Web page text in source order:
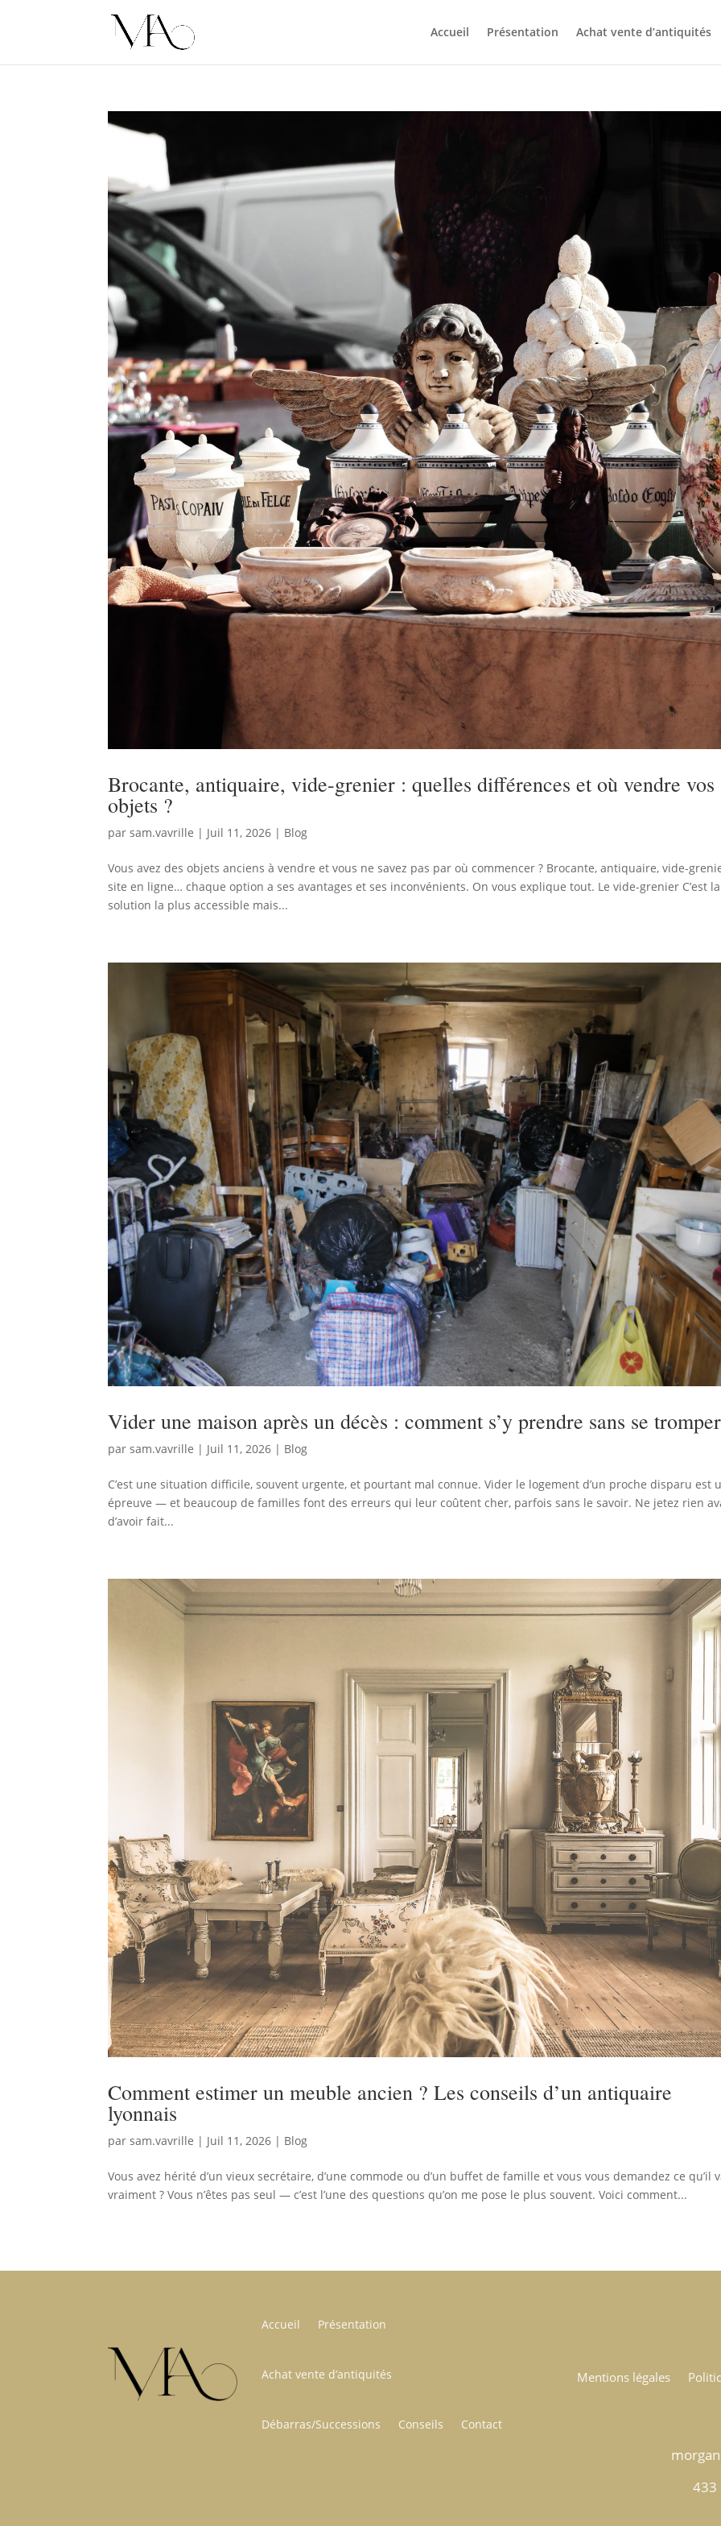
Accueil Présentation Achat vente d’antiquités
Brocante, antiquaire, vide-grenier : quelles différences et où vendre vos
objets ?
parsam.vavrille | Juil 11, 2026 | Blog
Vous avez des objets anciens à vendre et vous ne savez pas par où commencer ? Brocante, antiquaire, vide-
site en ligne… chaque option a ses avantages et ses inconvénients. On vous explique tout. Le vide-grenier C’est la
solution la plus accessible mais...
Vider une maison après un décès : comment s’y prendre sans se
parsam.vavrille | Juil 11, 2026 | Blog
C’est une situation difficile, souvent urgente, et pourtant mal connue. Vider le logement d’un proche disparu est
épreuve — et beaucoup de familles font des erreurs qui leur coûtent cher, parfois sans le savoir. Ne jetez rien
d’avoir fait...
Comment estimer un meuble ancien ? Les conseils d’un antiquaire
lyonnais
parsam.vavrille | Juil 11, 2026 | Blog
Vous avez hérité d’un vieux secrétaire, d’une commode ou d’un buffet de famille et vous vous demandez ce qu’il
vraiment ? Vous n’êtes pas seul — c’est l’une des questions qu’on me pose le plus souvent. Voici comment...
Accueil Présentation
Achat vente d’antiquités
Débarras/Successions Conseils Contact
Mentions légales
433